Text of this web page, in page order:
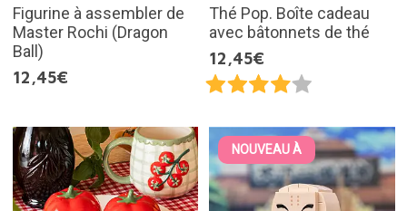
Figurine à assembler de
Master Rochi (Dragon
Ball)
12,45€
Thé Pop. Boîte cadeau
avec bâtonnets de thé
12,45€
NOUVEAU À